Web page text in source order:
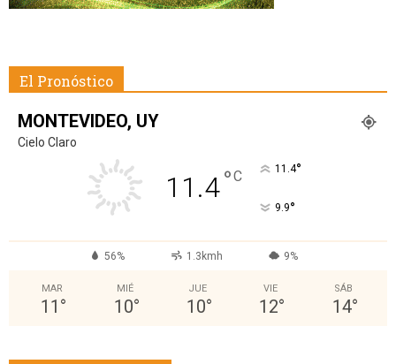
El Pronóstico
MONTEVIDEO, UY
Cielo Claro
11.4°C 11.4°
9.9°
56% 1.3kmh 9%
MAR
11 °
MIÉ
10°
JUE
10°
VIE
12°
SÁB
14°